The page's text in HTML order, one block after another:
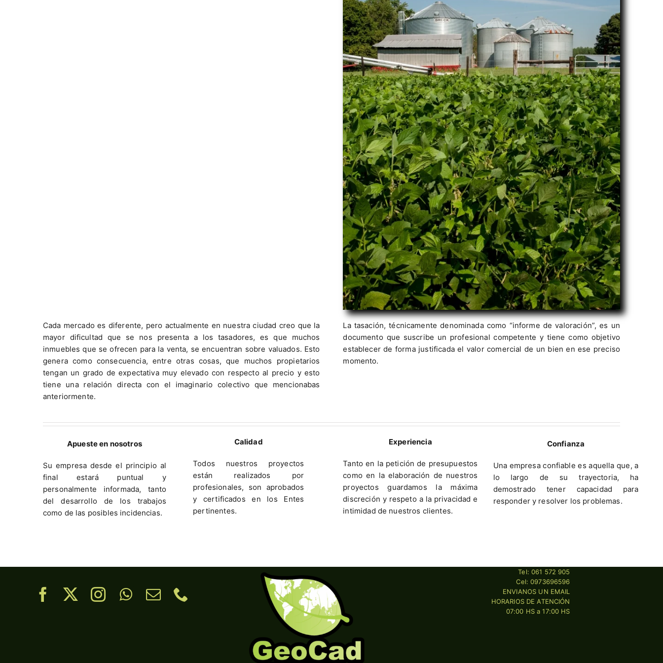
Cada mercado es diferente, pero actualmente en nuestra ciudad creo que la
mayor dificultad que se nos presenta a los tasadores, es que muchos
inmuebles que se ofrecen para la venta, se encuentran sobre valuados. Esto
genera como consecuencia, entre otras cosas, que muchos propietarios
tengan un grado de expectativa muy elevado con respecto al precio y esto
tiene una relación directa con el imaginario colectivo que mencionabas
anteriormente.
La tasación, técnicamente denominada como “informe de valoración”, es un
documento que suscribe un profesional competente y tiene como objetivo
establecer de forma justificada el valor comercial de un bien en ese preciso
momento.
Apueste en nosotros
Su empresa desde el principio al
final estará puntual y
personalmente informada, tanto
del desarrollo de los trabajos
como de las posibles incidencias.
Calidad
Todos nuestros proyectos
están realizados por
profesionales, son aprobados
y certificados en los Entes
pertinentes.
Experiencia
Tanto en la petición de presupuestos
como en la elaboración de nuestros
proyectos guardamos la máxima
discreción y respeto a la privacidad e
intimidad de nuestros clientes.
Confianza
Una empresa confiable es aquella que, a
lo largo de su trayectoria, ha
demostrado tener capacidad para
responder y resolver los problemas.
Tel: 061 572 905
Cel: 0973696596
ENVIANOS UN EMAIL
HORARIOS DE ATENCIÓN
07:00 HS a 17:00 HS